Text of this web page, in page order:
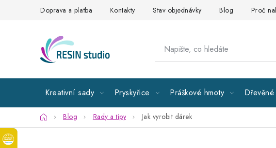
Doprava a platba Kontakty Stav objednávky Blog Proč
Kreativní sady Pryskyřice Práškové hmoty
DomůBlog Rady a tipy Jak vyrobit dárek